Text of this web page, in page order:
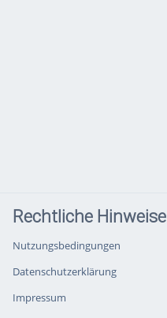
Rechtliche Hinweise
Nutzungsbedingungen
Datenschutzerklärung
Impressum